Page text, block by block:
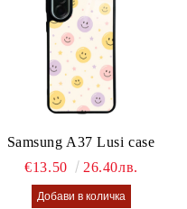
Samsung A37 Lusi case
€13.50
26.40лв.